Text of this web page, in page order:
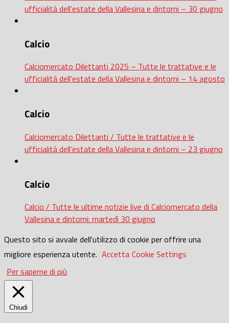
ufficialità dell’estate della Vallesina e dintorni – 30 giugno
Calcio
Calciomercato Dilettanti 2025 – Tutte le trattative e le
ufficialità dell’estate della Vallesina e dintorni – 14 agosto
Calcio
Calciomercato Dilettanti / Tutte le trattative e le
ufficialità dell’estate della Vallesina e dintorni – 23 giugno
Calcio
Calcio / Tutte le ultime notizie live di Calciomercato della
Vallesina e dintorni: martedì 30 giugno
Questo sito si avvale dell'utilizzo di cookie per offrire una
migliore esperienza utente. Accetta Cookie Settings
Per saperne di più
Chiudi